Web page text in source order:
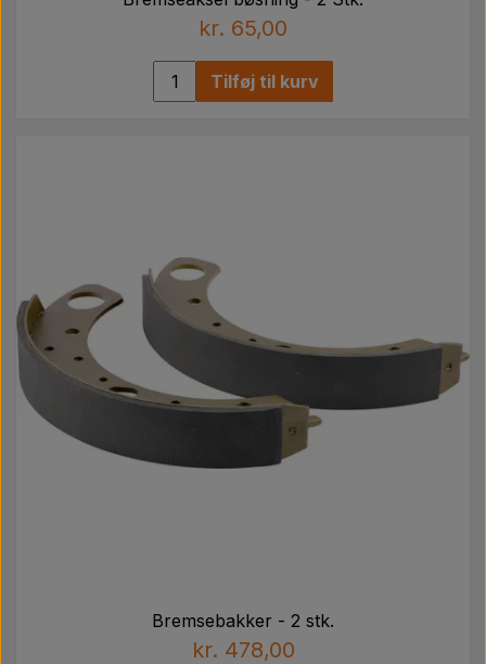
kr. 65,00
Tilføj til kurv
Bremsebakker - 2 stk.
kr. 478,00